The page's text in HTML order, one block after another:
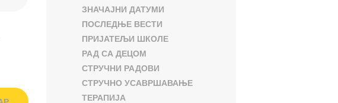
ЗНАЧАЈНИ ДАТУМИ
ПОСЛЕДЊЕ ВЕСТИ
ПРИЈАТЕЉИ ШКОЛЕ
РАД СА ДЕЦОМ
СТРУЧНИ РАДОВИ
СТРУЧНО УСАВРШАВАЊЕ
ТЕРАПИЈА